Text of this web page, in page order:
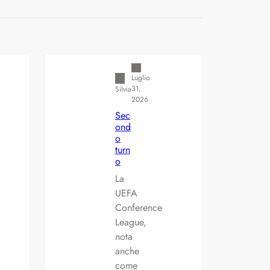
Silvia
Luglio
31,
2026
Sec
ond
o
turn
o
La
UEFA
Conference
League,
nota
anche
come